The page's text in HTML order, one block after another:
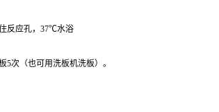
反应孔，37℃水浴
次（也可用洗板机洗板）。